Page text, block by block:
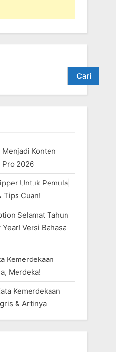
Cari
Menjadi Konten
Pro 2026
Untuk Pemula|
Tips Cuan!
Selamat Tahun
Versi Bahasa
Kemerdekaan
Merdeka!
Kemerdekaan
& Artinya